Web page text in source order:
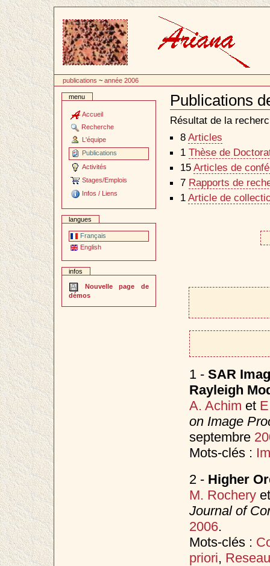
contenu
publications ~année 2006
menu
Accueil
Recherche
L'équipe
Publications
Activités
Stages/Emplois
Infos / Liens
langues
Français
English
infos
Nouvelle page de
démos
Publications
Document
Actions
Résultat de la
8 Articles
1 Thèse de
15 Articles de
7 Rapports de
1 Article de
1 - SAR
Rayleigh
A. Achim et
on Image
septembre
Mots-clés :
2 - Higher
M. Rochery
Journal of
2006.
Mots-clés :
priori,